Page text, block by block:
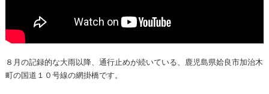
８月の記録的な大雨以降、通行止めが続いている、鹿児島県姶良市加治木
町の国道１０号線の網掛橋です。